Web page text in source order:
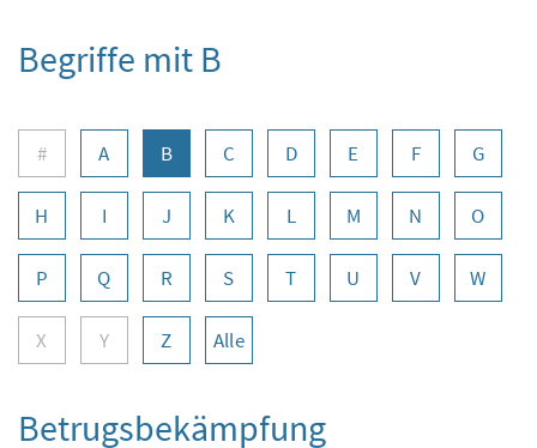
Begriffe mit B
Buchstabennavigation
# A B C D E F G
H I J K L M N O
P Q R S T U V W
X Y Z Alle
Betrugsbekämpfung